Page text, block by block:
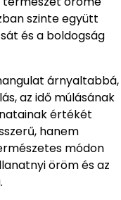
szinte együtt
és a boldogság
árnyaltabbá,
az idő múlásának
értékét
hanem
módon
öröm és az